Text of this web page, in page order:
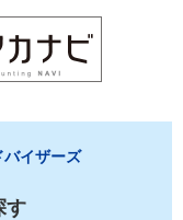
イザーズ
す